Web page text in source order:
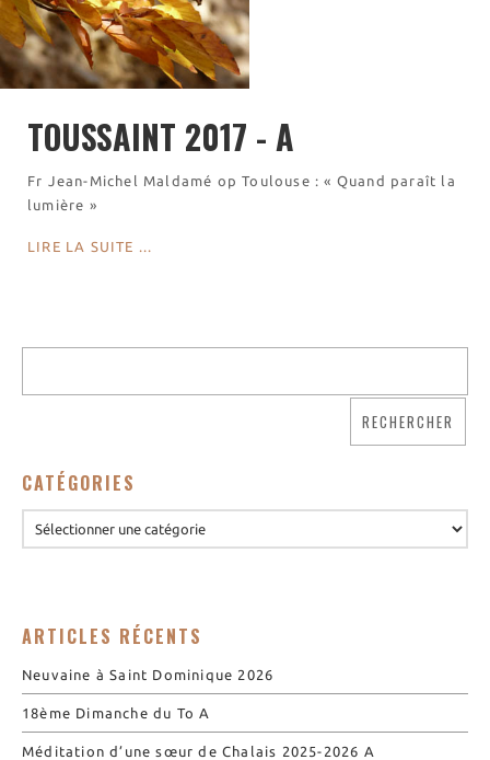
Séjours étudiant(e)s
Nos ingrédients
Prochains événements
TOUSSAINT 2017 - A
Fr Jean-Michel Maldamé op Toulouse : « Quand paraît la
lumière »
LIRE LA SUITE ...
CATÉGORIES
ARTICLES RÉCENTS
Neuvaine à Saint Dominique 2026
18ème Dimanche du To A
Méditation d’une sœur de Chalais 2025-2026 A